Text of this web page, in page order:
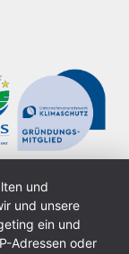
und
und unsere
ein und
Adressen oder